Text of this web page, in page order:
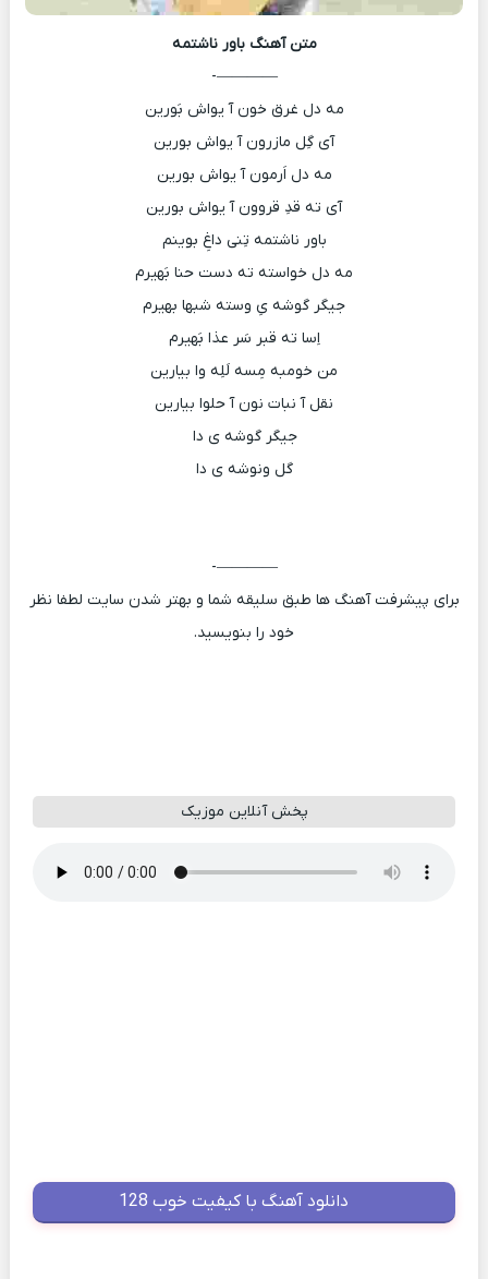
متن آهنگ باور ناشتمه
————-
مه دل غرق خون آ یواش بَورین
آی گِل مازرون آ یواش بورین
مه دل اَرمون آ یواش بورین
آی ته قدِ قروون آ یواش بورین
باور ناشتمه تِنی داغِ بوینم
مه دل خواسته ته دست حنا بَهیرم
جیگر گوشه یِ وسته شبها بهیرم
اِسا ته قبر سَر عذا بَهیرم
من خومبه مِسه لَلِه وا بیارین
نقل آ نبات نون آ حلوا بیارین
جیگر گوشه ی دا
گل ونوشه ی دا
————-
برای پیشرفت آهنگ ها طبق سلیقه شما و بهتر شدن سایت لطفا نظر
خود را بنویسید.
پخش آنلاین موزیک
دانلود آهنگ با کیفیت خوب 128